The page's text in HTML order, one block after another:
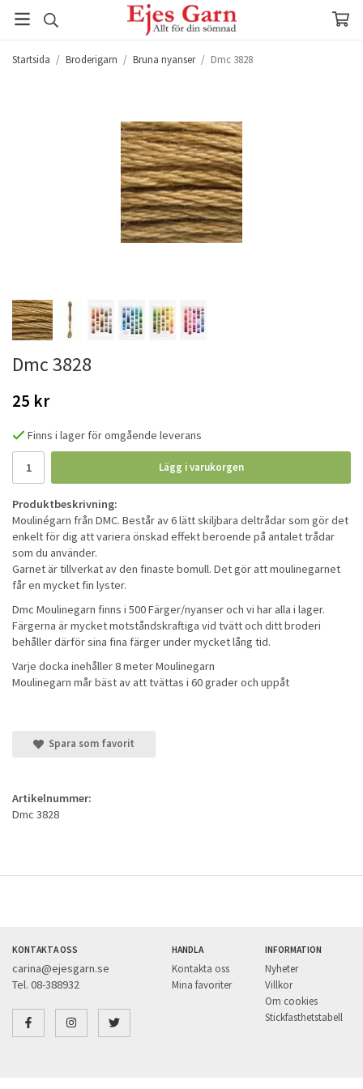
Startsida / Broderigarn / Bruna nyanser / Dmc 3828
Dmc 3828
25 kr
Finns i lager för omgående leverans
Lägg i varukorgen
Produktbeskrivning:
Moulinégarn från DMC. Består av 6 lätt skiljbara deltrådar som gör det
enkelt för dig att variera önskad effekt beroende på antalet trådar
som du använder.
Garnet är tillverkat av den finaste bomull. Det gör att moulinegarnet
får en mycket fin lyster.
Dmc Moulinegarn finns i 500 Färger/nyanser och vi har alla i lager.
Färgerna är mycket motståndskraftiga vid tvätt och ditt broderi
behåller därför sina fina färger under mycket lång tid.
Varje docka inehåller 8 meter Moulinegarn
Moulinegarn mår bäst av att tvättas i 60 grader och uppåt
Spara som favorit
Artikelnummer:
Dmc 3828
KONTAKTA OSS
carina@ejesgarn.se
Tel. 08-388932
HANDLA
Kontakta oss
Mina favoriter
INFORMATION
Nyheter
Villkor
Om cookies
Stickfasthetstabell